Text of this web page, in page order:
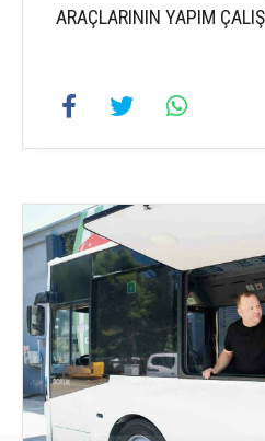
ARAÇLARININ YAPIM